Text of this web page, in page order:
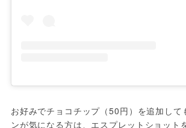
お好みでチョコチップ（50円）を追加して
ンが気になる方は、エスプレットショット